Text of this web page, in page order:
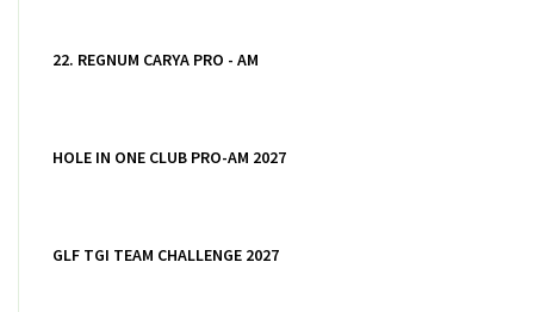
22. REGNUM CARYA PRO - AM
HOLE IN ONE CLUB PRO-AM 2027
GLF TGI TEAM CHALLENGE 2027